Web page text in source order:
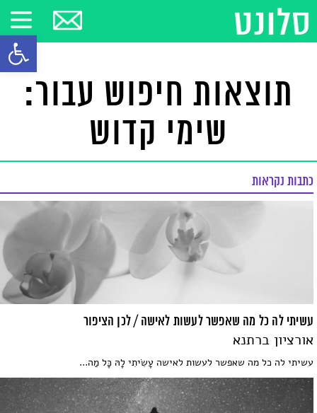
פתח
תוצאות חיפוש עבור:
שימי קדוש
כתבות נקראות
עשיתי לה כל מה שאפשר לעשות לאישה / לכן הציפור
אורציון ברתנא
עשיתי לה כל מה שאפשר לעשות לאישה עָשִׂיתִי לָהּ כָּל מַה...